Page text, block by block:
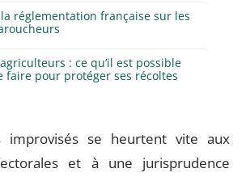
réglementation française sur les
: ce qu’il est possible
faire pour protéger ses récoltes
improvisés se heurtent vite aux
et à une jurisprudence